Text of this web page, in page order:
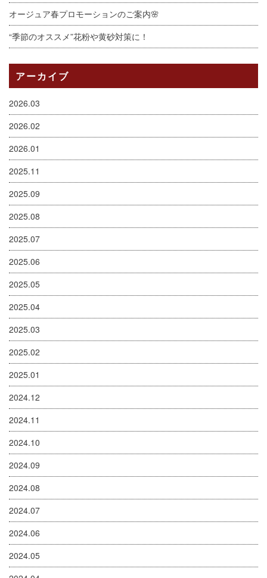
オージュア春プロモーションのご案内🌸
“季節のオススメ”花粉や黄砂対策に！
アーカイブ
2026.03
2026.02
2026.01
2025.11
2025.09
2025.08
2025.07
2025.06
2025.05
2025.04
2025.03
2025.02
2025.01
2024.12
2024.11
2024.10
2024.09
2024.08
2024.07
2024.06
2024.05